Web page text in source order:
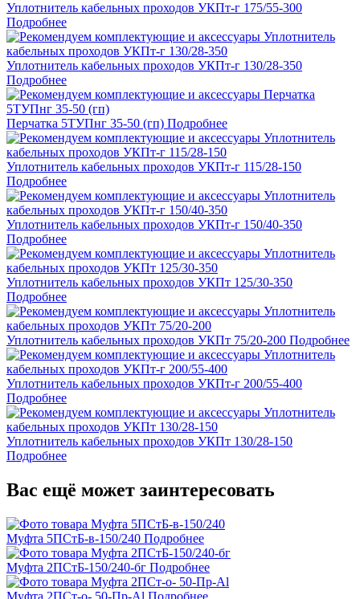
Уплотнитель кабельных проходов УКПт-г 175/55-300
Подробнее
Уплотнитель кабельных проходов УКПт-г 130/28-350
Подробнее
Перчатка 5ТУПнг 35-50 (гп) Подробнее
Уплотнитель кабельных проходов УКПт-г 115/28-150
Подробнее
Уплотнитель кабельных проходов УКПт-г 150/40-350
Подробнее
Уплотнитель кабельных проходов УКПт 125/30-350
Подробнее
Уплотнитель кабельных проходов УКПт 75/20-200 Подробнее
Уплотнитель кабельных проходов УКПт-г 200/55-400
Подробнее
Уплотнитель кабельных проходов УКПт 130/28-150
Подробнее
Вас ещё может заинтересовать
Муфта 5ПСтБ-в-150/240 Подробнее
Муфта 2ПСтБ-150/240-бг Подробнее